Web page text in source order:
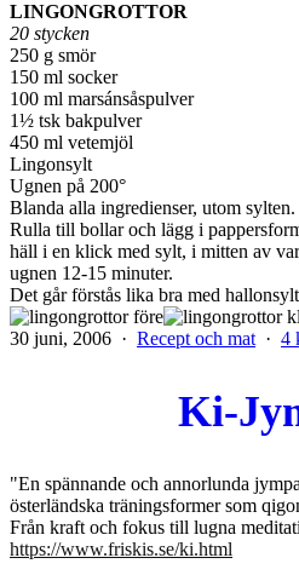
LINGONGROTTOR
20 stycken
250 g smör
150 ml socker
100 ml marsánsåspulver
1½ tsk bakpulver
450 ml vetemjöl
Lingonsylt
Ugnen på 200°
Blanda alla ingredienser, utom
Rulla till bollar och lägg i
häll i en klick med sylt, i mitten av
ugnen 12-15 minuter.
Det går förstås lika bra med
Publicerat
30 juni, 2006
Kategoriserat
Recept och mat 4
Ki-
"En spännande och annorlunda
österländska träningsformer som
Från kraft och fokus till lugna
https://www.friskis.se/ki.html